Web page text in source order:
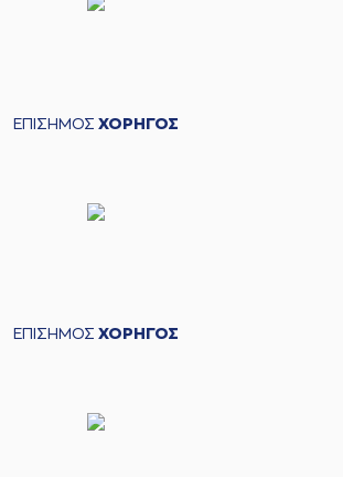
ΕΠΙΣΗΜΟΣ ΧΟΡΗΓΟΣ
ΕΠΙΣΗΜΟΣ ΧΟΡΗΓΟΣ